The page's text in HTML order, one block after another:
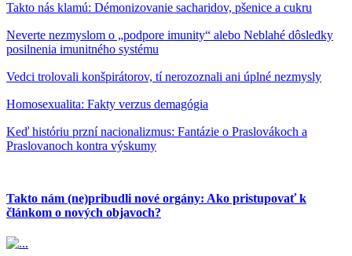
Takto nás klamú: Démonizovanie sacharidov, pšenice a cukru
Neverte nezmyslom o „podpore imunity“ alebo Neblahé dôsledky
posilnenia imunitného systému
Vedci trolovali konšpirátorov, tí nerozoznali ani úplné nezmysly
Homosexualita: Fakty verzus demagógia
Keď históriu przní nacionalizmus: Fantázie o Praslovákoch a
Praslovanoch kontra výskumy
Takto nám (ne)pribudli nové orgány: Ako pristupovať k
článkom o nových objavoch?